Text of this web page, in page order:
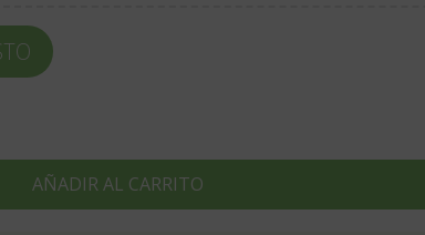
AÑADIR AL CARRITO